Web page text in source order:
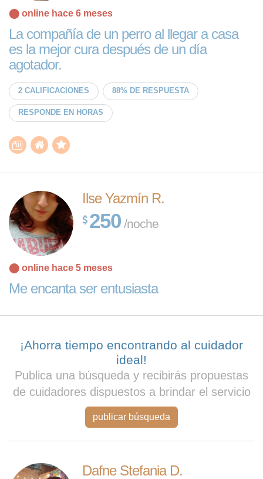
⬤ online hace 6 meses
La compañía de un perro al llegar a casa
es la mejor cura después de un día
agotador.
2 CALIFICACIONES 88% DE RESPUESTA
RESPONDE EN HORAS
Ilse Yazmín R.
250 /noche
⬤ online hace 5 meses
Me encanta ser entusiasta
¡Ahorra tiempo encontrando al cuidador
ideal!
Publica una búsqueda y recibirás propuestas
de cuidadores dispuestos a brindar el servicio
publicar búsqueda
Dafne Stefania D.